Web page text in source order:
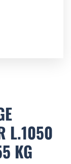
L.1050
KG